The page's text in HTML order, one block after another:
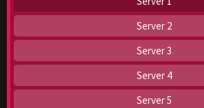
Server 2
Server 3
Server 4
Server 5